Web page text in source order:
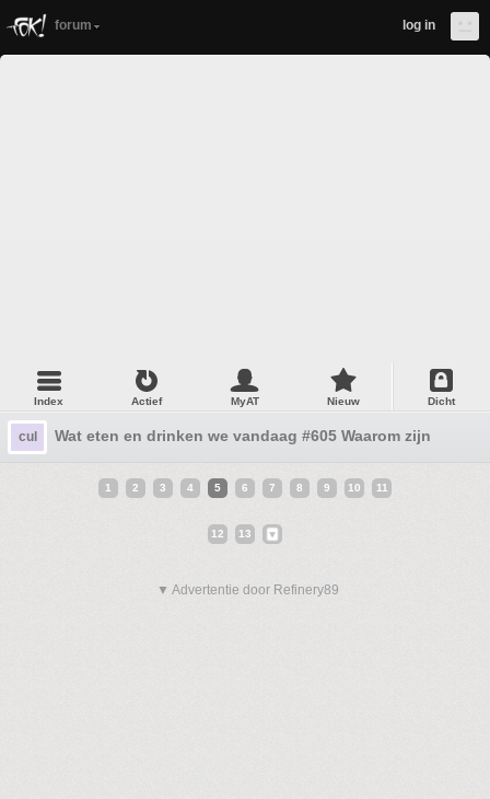
forum log in
Index Actief MyAT Nieuw Dicht
cul Wat eten en drinken we vandaag #605 Waarom zijn de
1 2 3 4 5 6 7 8 9 10 11
12 13
▼ Advertentie door Refinery89